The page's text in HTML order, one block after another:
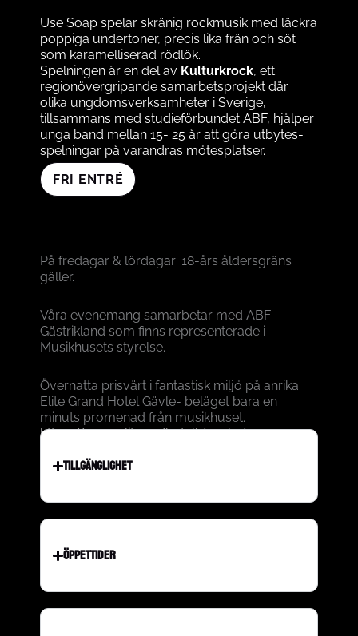
Use Soap spelar skränig rockmusik med läckra
poppiga undertoner, precis lika frän och söt
som karamelliserad rödlök.
Spelningen är en del av Kulturkrock, ett
regionövergripande samarbetsprojekt där
olika ungdomsverksamheter i Sverige,
tillsammans med studieförbundet ABF, hjälper
unga band mellan 15- 25 år att göra utbytes­
spelningar på varandras mötesplatser.
FRI ENTRÉ
På fredagar & lördagar: 18-års åldersgräns
gäller.
Våra evenemang samarbetar med ABF
Gästrikland som finns representerade i
Musikhusets styrelse.
Övernatta prisvärt i fantastisk miljö på anrika
Elite Grand Hotel Gävle- beläget bara en
minuts promenad från musikhuset.
https://www.elite.se/hotell/gavle/
TILLGÄNGLIGHET
ÖPPETTIDER